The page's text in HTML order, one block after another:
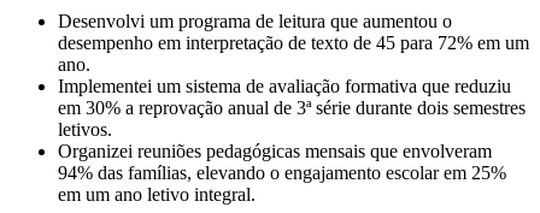
Desenvolvi um programa de leitura que aumentou o
desempenho em interpretação de texto de 45 para 72% em um
ano.
Implementei um sistema de avaliação formativa que reduziu
em 30% a reprovação anual de 3ª série durante dois semestres
letivos.
Organizei reuniões pedagógicas mensais que envolveram
94% das famílias, elevando o engajamento escolar em 25%
em um ano letivo integral.